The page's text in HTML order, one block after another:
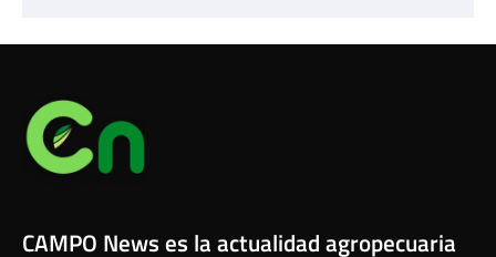
CAMPO News es la actualidad agropecuaria